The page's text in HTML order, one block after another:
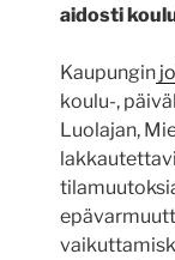
aidosti
Kaupungin
koulu-,
Luolajan,